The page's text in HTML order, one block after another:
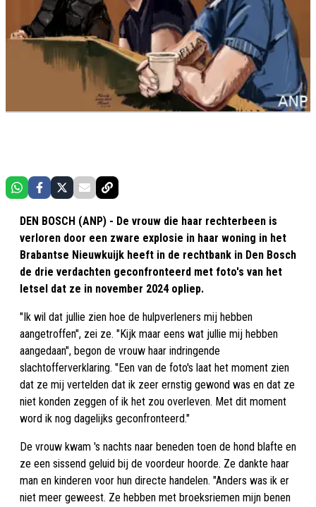
DEN BOSCH (ANP) - De vrouw die haar rechterbeen is
verloren door een zware explosie in haar woning in het
Brabantse Nieuwkuijk heeft in de rechtbank in Den Bosch
de drie verdachten geconfronteerd met foto's van het
letsel dat ze in november 2024 opliep.
"Ik wil dat jullie zien hoe de hulpverleners mij hebben
aangetroffen", zei ze. "Kijk maar eens wat jullie mij hebben
aangedaan", begon de vrouw haar indringende
slachtofferverklaring. "Een van de foto's laat het moment zien
dat ze mij vertelden dat ik zeer ernstig gewond was en dat ze
niet konden zeggen of ik het zou overleven. Met dit moment
word ik nog dagelijks geconfronteerd."
De vrouw kwam 's nachts naar beneden toen de hond blafte en
ze een sissend geluid bij de voordeur hoorde. Ze dankte haar
man en kinderen voor hun directe handelen. "Anders was ik er
niet meer geweest. Ze hebben met broeksriemen mijn benen